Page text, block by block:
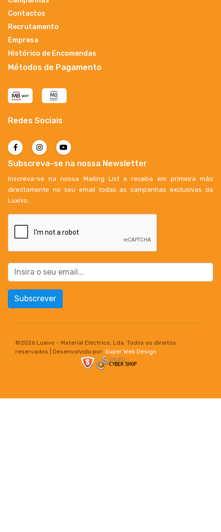
Contactos
Recrutamento
Empresa
Histórico de Encomendas
Métodos de Pagamento
Redes Sociais
Subscreva-se na nossa Newsletter
Inscreva-se na nossa Mailing List e receba em primeira mão
directamente no seu email todas as campanhas exclusivas da
Luxivo.
Subscrever
©2026 Luxivo - Material Eléctrico, Lda. Todos os direitos
reservados | Desenvolvido por: Super Web Design